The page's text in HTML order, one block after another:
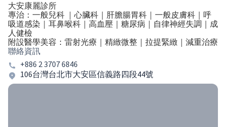
大安康麗診所
專治：一般兒科 ｜心臟科｜肝膽腸胃科｜一般皮膚科｜呼
吸道感染｜耳鼻喉科｜高血壓｜糖尿病｜自律神經失調｜成
人健檢
附設醫學美容：雷射光療｜精緻微整｜拉提緊緻｜減重治療
聯絡資訊
+886 2 3707 6846
106台灣台北市大安區信義路四段44號